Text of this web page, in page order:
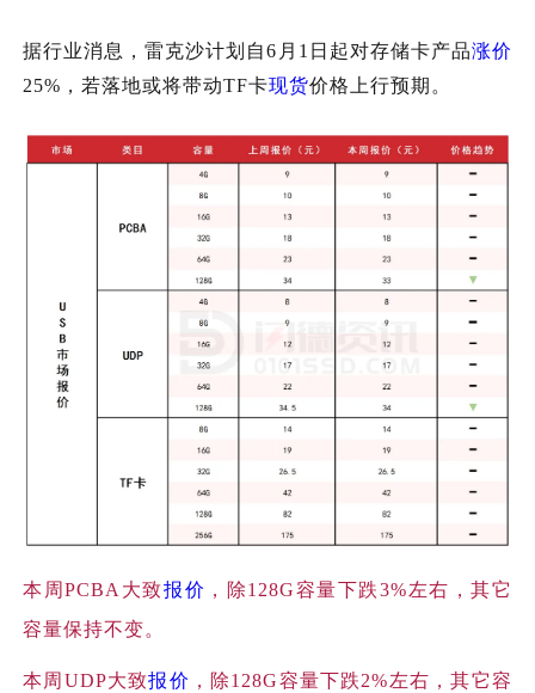
据行业消息，雷克沙计划自6月1日起对存储卡产品涨价
25%，若落地或将带动TF卡现货价格上行预期。
本周PCBA大致报价 ，除128G容量下跌3%左右，其它
容量保持不变。
本周 UDP大致报价 ，除128G容量下跌2%左右，其它容